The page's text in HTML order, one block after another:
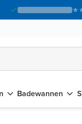
Badewannen